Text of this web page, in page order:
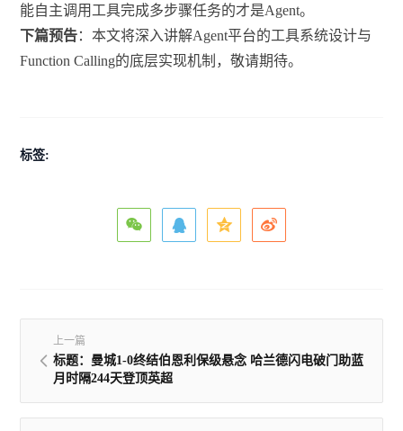
能自主调用工具完成多步骤任务的才是Agent。
下篇预告：本文将深入讲解Agent平台的工具系统设计与
Function Calling的底层实现机制，敬请期待。
标签:
上一篇
标题：曼城1-0终结伯恩利保级悬念 哈兰德闪电破门助蓝
月时隔244天登顶英超